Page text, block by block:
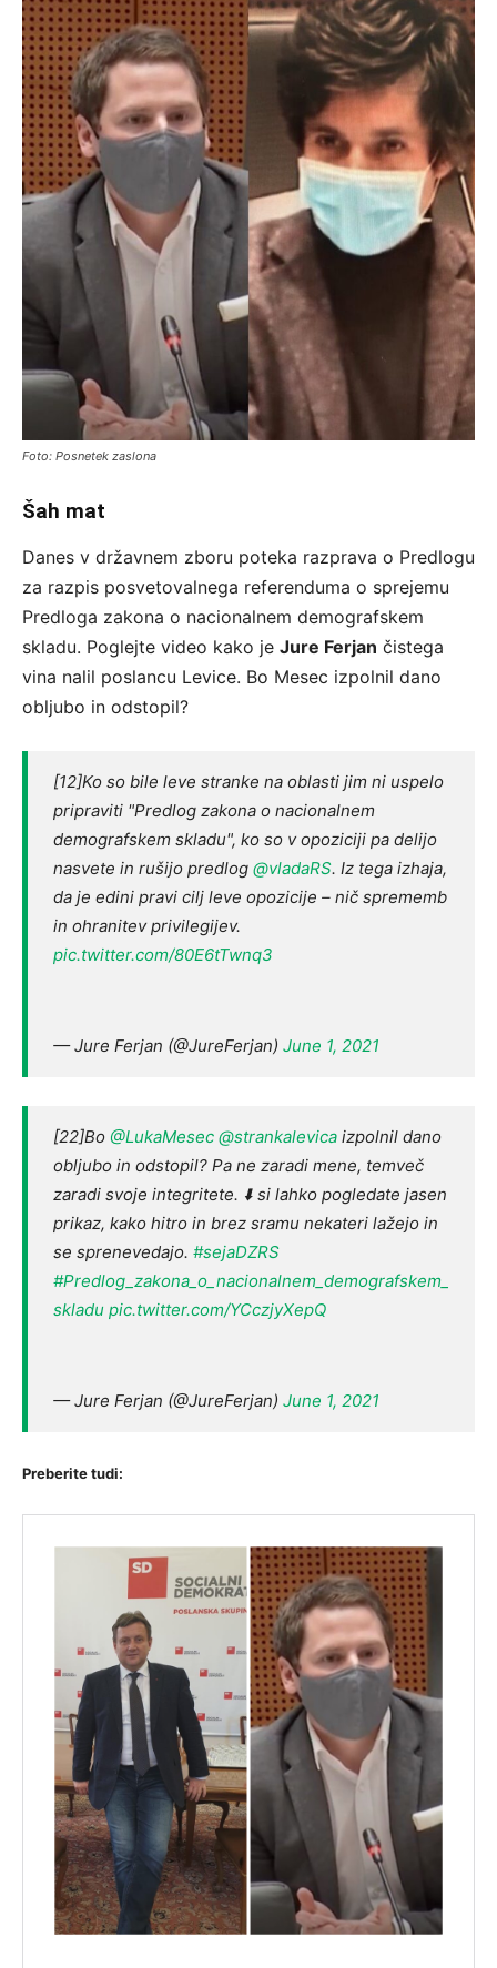
Foto: Posnetek zaslona
Šah mat
Danes v državnem zboru poteka razprava o Predlogu
za razpis posvetovalnega referenduma o sprejemu
Predloga zakona o nacionalnem demografskem
skladu. Poglejte video kako je Jure Ferjan čistega
vina nalil poslancu Levice. Bo Mesec izpolnil dano
obljubo in odstopil?
[12]Ko so bile leve stranke na oblasti jim ni uspelo
pripraviti "Predlog zakona o nacionalnem
demografskem skladu", ko so v opoziciji pa delijo
nasvete in rušijo predlog @vladaRS. Iz tega izhaja,
da je edini pravi cilj leve opozicije – nič sprememb
in ohranitev privilegijev.
pic.twitter.com/80E6tTwnq3
— Jure Ferjan (@JureFerjan) June 1, 2021
[22]Bo @LukaMesec @strankalevica izpolnil dano
obljubo in odstopil? Pa ne zaradi mene, temveč
zaradi svoje integritete. ⬇️ si lahko pogledate jasen
prikaz, kako hitro in brez sramu nekateri lažejo in
se sprenevedajo. #sejaDZRS
#Predlog_zakona_o_nacionalnem_demografskem_
skladu pic.twitter.com/YCczjyXepQ
— Jure Ferjan (@JureFerjan) June 1, 2021
Preberite tudi: